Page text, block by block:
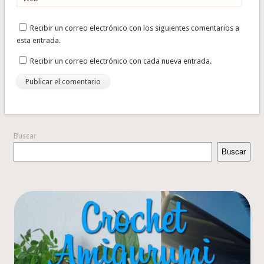
Recibir un correo electrónico con los siguientes comentarios a
esta entrada.
Recibir un correo electrónico con cada nueva entrada.
Buscar
Buscar